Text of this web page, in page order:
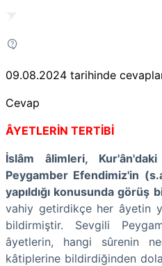
09.08.2024 tarihinde
Cevap
ÂYETLERİN TERTİBİ
İslâm âlimleri, Kur'ân'daki
Peygamber Efendimiz'in
yapıldığı konusunda görüş
vahiy getirdikçe her âyetin
bildirmiştir. Sevgili
âyetlerin, hangi sûrenin
kâtiplerine bildirdiğinden